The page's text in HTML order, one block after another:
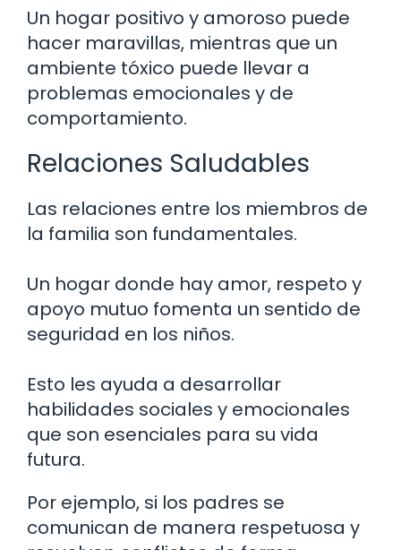
Un hogar positivo y amoroso puede
hacer maravillas, mientras que un
ambiente tóxico puede llevar a
problemas emocionales y de
comportamiento.
Relaciones Saludables
Las relaciones entre los miembros de
la familia son fundamentales.
Un hogar donde hay amor, respeto y
apoyo mutuo fomenta un sentido de
seguridad en los niños.
Esto les ayuda a desarrollar
habilidades sociales y emocionales
que son esenciales para su vida
futura.
Por ejemplo, si los padres se
comunican de manera respetuosa y